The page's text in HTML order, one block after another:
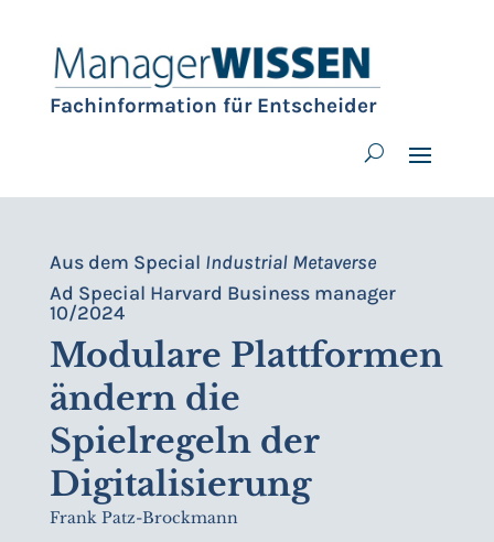
Fachinformation für Entscheider
Aus dem Special Industrial Metaverse
Ad Special Harvard Business manager
10/2024
Modulare Plattformen
ändern die
Spielregeln der
Digitalisierung
Frank Patz-Brockmann